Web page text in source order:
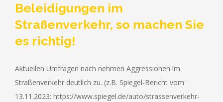
Beleidigungen im
Straßenverkehr, so machen Sie
es richtig!
Aktuellen Umfragen nach nehmen Aggressionen im
Straßenverkehr deutlich zu. (z.B. Spiegel-Bericht vom
13.11.2023: https://www.spiegel.de/auto/strassenverkehr-